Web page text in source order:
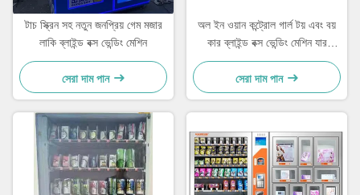
টাচ স্ক্রিন সহ নতুন জনপ্রিয় গেম মজার
লাকি ব্লাইন্ড বক্স ভেন্ডিং মেশিন
সেরা দাম পান
অল ইন ওয়ান কন্ট্রোল গার্ল টয় এবং বয়
কার ব্লাইন্ড বক্স ভেন্ডিং মেশিন যার
ধারণক্ষমতা 600pcs
সেরা দাম পান